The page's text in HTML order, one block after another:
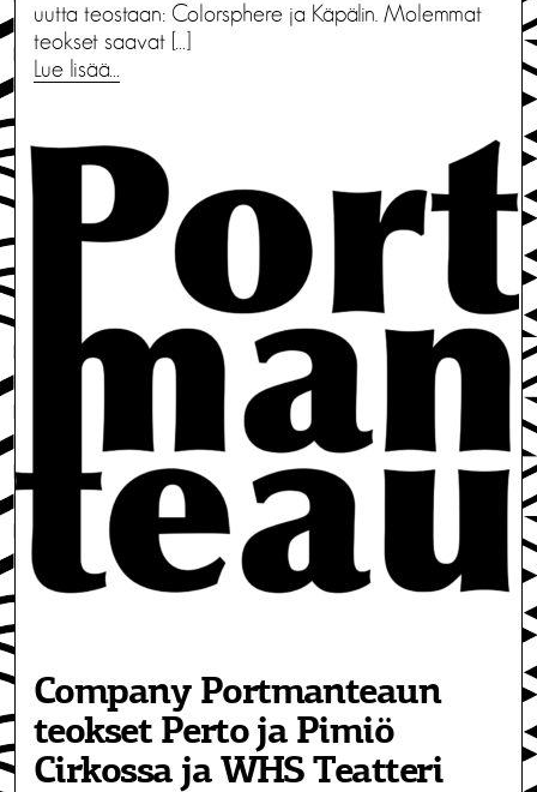
uutta teostaan: Colorsphere ja Käpälin. Molemmat
teokset saavat […]
Lue lisää…
Company Portmanteaun
teokset Perto ja Pimiö
Cirkossa ja WHS Teatteri